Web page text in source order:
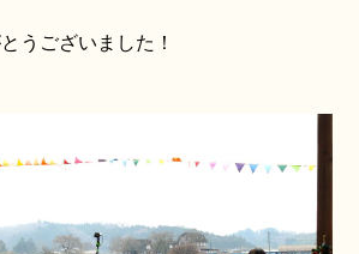
うございました！